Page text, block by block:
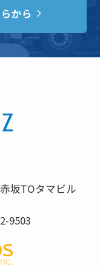
から
坂TOタマビル
9503